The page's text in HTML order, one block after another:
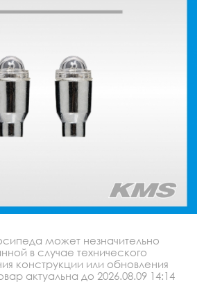
может незначительно
в случае технического
конструкции или обновления
актуальна до 2026.08.09 14:14